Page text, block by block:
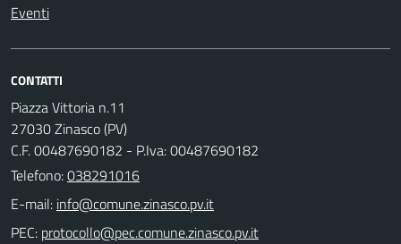
Eventi
CONTATTI
Piazza Vittoria n.11
27030 Zinasco (PV)
C.F. 00487690182 - P.Iva: 00487690182
Telefono:038291016
E-mail:
PEC: